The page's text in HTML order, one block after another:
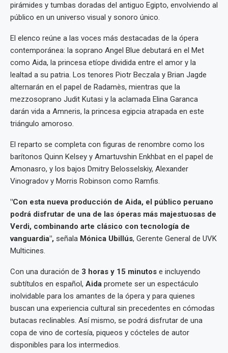
pirámides y tumbas doradas del antiguo Egipto, envolviendo al
público en un universo visual y sonoro único.
El elenco reúne a las voces más destacadas de la ópera
contemporánea: la soprano Angel Blue debutará en el Met
como Aida, la princesa etíope dividida entre el amor y la
lealtad a su patria. Los tenores Piotr Beczala y Brian Jagde
alternarán en el papel de Radamès, mientras que la
mezzosoprano Judit Kutasi y la aclamada Elina Garanca
darán vida a Amneris, la princesa egipcia atrapada en este
triángulo amoroso.
El reparto se completa con figuras de renombre como los
barítonos Quinn Kelsey y Amartuvshin Enkhbat en el papel de
Amonasro, y los bajos Dmitry Belosselskiy, Alexander
Vinogradov y Morris Robinson como Ramfis.
"Con esta nueva producción de Aida, el público peruano
podrá disfrutar de una de las óperas más majestuosas de
Verdi, combinando arte clásico con tecnología de
vanguardia", señala Mónica Ubillús, Gerente General de UVK
Multicines.
Con una duración de 3 horas y 15 minutos e incluyendo
subtítulos en español, Aida promete ser un espectáculo
inolvidable para los amantes de la ópera y para quienes
buscan una experiencia cultural sin precedentes en cómodas
butacas reclinables. Así mismo, se podrá disfrutar de una
copa de vino de cortesía, piqueos y cócteles de autor
disponibles para los intermedios.